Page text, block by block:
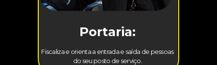
Portaria:
Fiscaliza e orienta a entrada e saída de pessoas
do seu posto de serviço.